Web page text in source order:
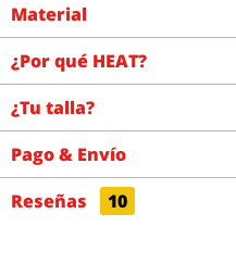
Material
¿Por qué HEAT?
¿Tu talla?
Pago & Envío
Reseñas
10